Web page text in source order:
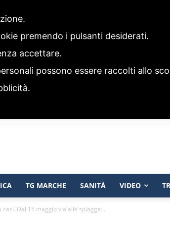
TG MARCHE SANITÀ VIDEO
Dal 15 maggio via alle spiagge:...
premendo i pulsanti desiderati.
accettare.
possono essere raccolti allo